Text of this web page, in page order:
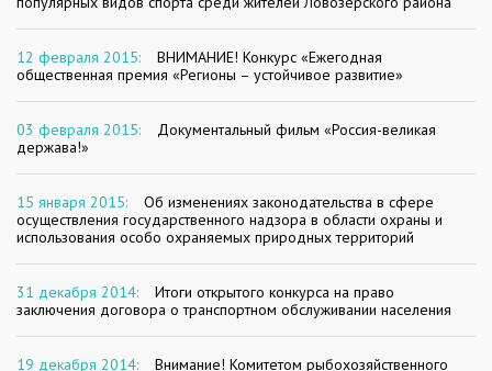
12 февраля 2015:
ВНИМАНИЕ! Конкурс «Ежегодная
общественная премия «Регионы – устойчивое развитие»
03 февраля 2015:
Документальный фильм «Россия-великая
держава!»
15 января 2015:
Об изменениях законодательства в сфере
осуществления государственного надзора в области охраны и
использования особо охраняемых природных территорий
31 декабря 2014:
Итоги открытого конкурса на право
заключения договора о транспортном обслуживании населения
19 декабря 2014:
Внимание! Комитетом рыбохозяйственного